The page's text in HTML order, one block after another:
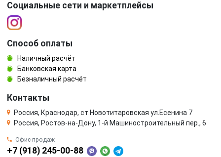
Социальные сети и маркетплейсы
Способ оплаты
Наличный расчёт
Банковская карта
Безналичный расчёт
Контакты
Россия, Краснодар, ст.Новотитаровская ул.Есенина 7
Россия, Ростов-на-Дону, 1-й Машиностроительный пер., 6
Офис продаж
+7 (918) 245-00-88